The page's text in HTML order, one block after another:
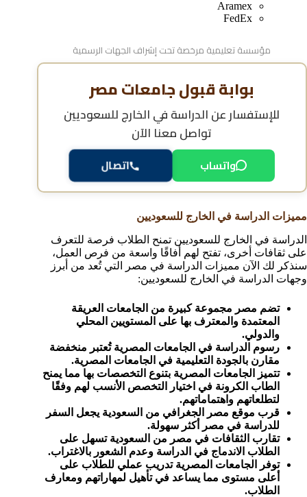
Aramex
FedEx
مؤسسة تعليمية مرخصة تحت إشراف الجهات الرسمية
بوابة قبول جامعات مصر
للإستفسار عنالدراسة في الخارج للسعوديين
تواصل معنا الآن
واتساب اتصال
مميزات الدراسة في الخارج للسعوديين
الدراسة في الخارج للسعوديين تمنح الطلاب فرصة للتعرف
على ثقافات أخرى، تفتح لهم أفاقًا واسعة من فرص العمل،
سنذكر لك الآن مميزات الدراسة في مصر التي تُعد من أبرز
وجهات الدراسة في الخارج للسعوديين:
تضم مصر مجموعة كبيرة من الجامعات العريقة
المعتمدة والمعترف بها على المستويين المحلي
والدولي.
رسوم الدراسة في الجامعات المصرية تُعتبر منخفضة
مقارن بالجودة التعليمية في الجامعات المصرية.
تتميز الجامعات المصرية بتنوع التخصصات بها مما يمنح
الطاب الكرونة في اختيار التخصص الأنسب لهم وفقًا
لتطلعاتهم واهتماماتهم.
قرب موقع مصر الجغرافي من السعودية يجعل السفر
للدراسة في مصر أكثر سهولة.
تقارب الثقافات في مصر من السعودية تسهل على
الطلاب الاندماج في الدراسة وعدم الشعور بالاغتراب.
توفر الجامعات المصرية تدريب عملي للطلاب على
أعلى مستوى مما يساعد في تأهيل لمهاراتهم ومعارف
الطلاب.